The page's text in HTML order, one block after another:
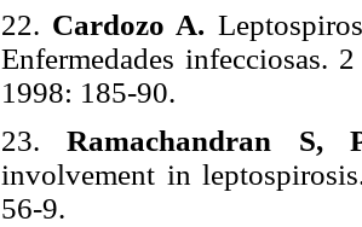
22. Cardozo A.
Enfermedades
1998: 185-90.
23.Ramachandran S,
involvement in
56-9.